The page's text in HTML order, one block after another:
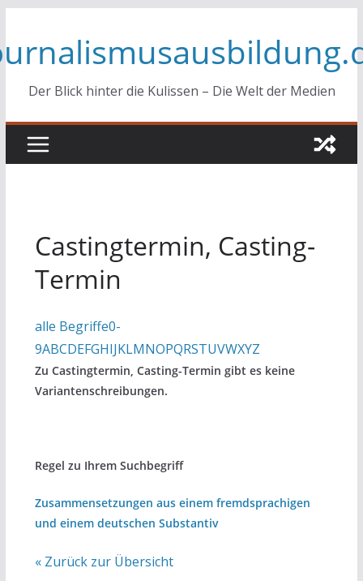
springen
Der Blick hinter die Kulissen – Die Welt der Medien
Castingtermin, Casting-
Termin
alle Begriffe0-
9ABCDEFGHIJKLMNOPQRSTUVWXYZ
Zu Castingtermin, Casting-Termin gibt es keine
Variantenschreibungen.
Regel zu Ihrem Suchbegriff
Zusammensetzungen aus einem fremdsprachigen
und einem deutschen Substantiv
« Zurück zur Übersicht